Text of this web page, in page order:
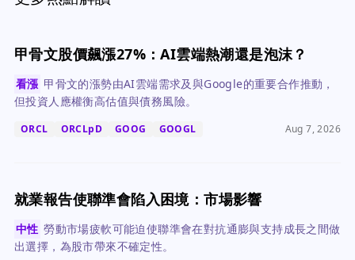
甲骨文股價飆漲27%：AI雲端熱潮還是泡沫？
看漲 甲骨文的漲勢由AI雲端需求及與Google的重要合作推動，
但投資人應權衡高估值與債務風險。
ORCL ORCLpD GOOG GOOGL Aug 7, 2026
就業報告使聯準會陷入困境：市場影響
中性 勞動市場疲軟可能迫使聯準會在對抗通膨與支持成長之間做
出選擇，為股市帶來不確定性。